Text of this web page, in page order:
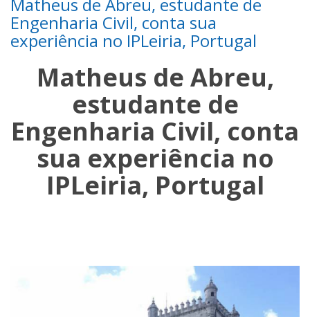
Engenharia Civil, conta sua
experiência no IPLeiria, Portugal
Matheus de Abreu,
estudante de
Engenharia Civil, conta
sua experiência no
IPLeiria, Portugal